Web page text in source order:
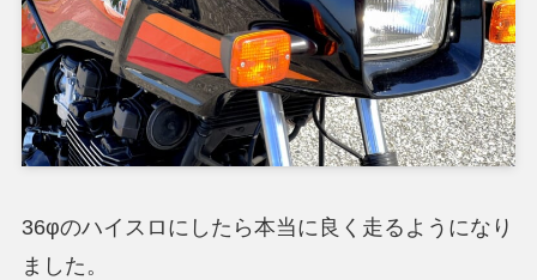
36φのハイスロにしたら本当に良く走るようになり
ました。